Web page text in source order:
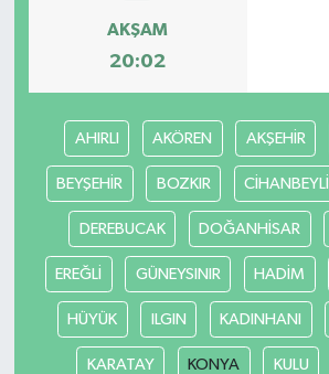
AKŞAM
20:02
AHIRLI AKÖREN AKŞEHİR
BEYŞEHİR BOZKIR CİHANBEYLİ
DEREBUCAK DOĞANHİSAR
EREĞLİ GÜNEYSINIR HADİM
HÜYÜK ILGIN KADINHANI
KARATAY KONYA KULU